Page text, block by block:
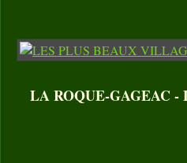
LA ROQUE-GAGEAC -